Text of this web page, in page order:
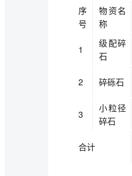
序
号
物资名
称
1
级配碎
石
2 碎砾石
3
小粒径
碎石
合计